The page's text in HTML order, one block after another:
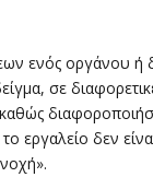
ενός οργάνου ή
σε
καθώς
εργαλείο δεν